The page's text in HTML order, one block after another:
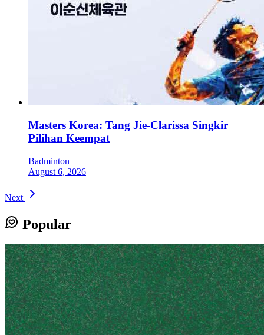
Masters Korea: Tang Jie-Clarissa Singkir
Pilihan Keempat
Badminton
August 6, 2026
Next
Popular